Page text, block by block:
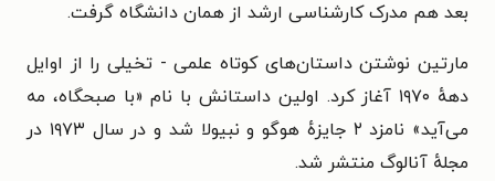
بعد هم مدرک کارشناسی ارشد از همان دانشگاه گرفت.
مارتین نوشتن داستان‌های کوتاه علمی - تخیلی را از اوایل
دههٔ ۱۹۷۰ آغاز کرد. اولین داستانش با نام «با صبحگاه، مه
می‌آید» نامزد ۲ جایزهٔ هوگو و نبیولا شد و در سال ۱۹۷۳ در
مجلهٔ آنالوگ منتشر شد.